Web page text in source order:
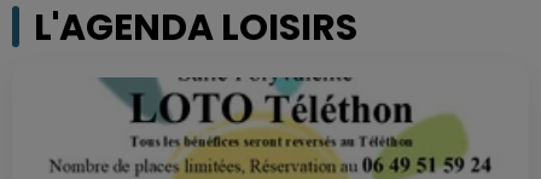
L'AGENDA LOISIRS